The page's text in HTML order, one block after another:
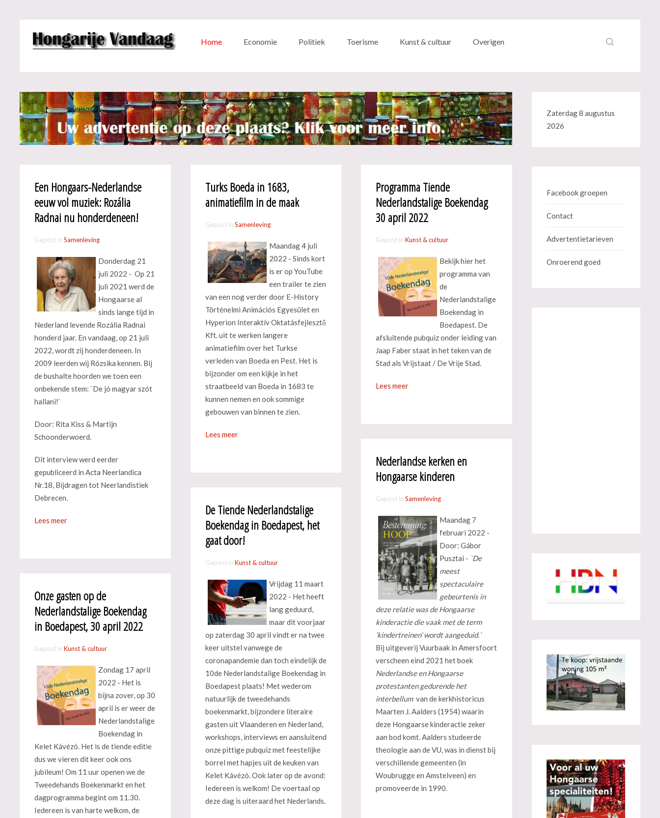
Home Economie Politiek Toerisme Kunst & cultuur Overigen
Een Hongaars-Nederlandse
eeuw vol muziek: Rozália
Radnai nu honderdeneen!
Gepost in Samenleving
Donderdag 21
juli 2022 - Op 21
juli 2021 werd de
Hongaarse al
sinds lange tijd in
Nederland levende Rozália Radnai
honderd jaar. En vandaag, op 21 juli
2022, wordt zij honderdeneen. In
2009 leerden wij Rózsika kennen. Bij
de bushalte hoorden we toen een
onbekende stem: `De jó magyar szót
hallani!`
Door: Rita Kiss & Martijn
Schoonderwoerd.
Dit interview werd eerder
gepubliceerd in Acta Neerlandica
Nr.18, Bijdragen tot Neerlandistiek
Debrecen.
Lees meer
Onze gasten op de
Nederlandstalige Boekendag
in Boedapest, 30 april 2022
Gepost in Kunst & cultuur
Zondag 17 april
2022 - Het is
bijna zover, op 30
april is er weer de
Nederlandstalige
Boekendag in
Kelet Kávézó. Het is de tiende editie
dus we vieren dit keer ook ons
jubileum! Om 11 uur openen we de
Tweedehands Boekenmarkt en het
dagprogramma begint om 11.30.
Iedereen is van harte welkom, de
Turks Boeda in 1683,
animatiefilm in de maak
Gepost in Samenleving
Maandag 4 juli
2022 - Sinds kort
is er op YouTube
een trailer te zien
van een nog verder door E-History
Történelmi Animációs Egyesület en
Hyperion Interaktív Oktatásfejlesztő
Kft. uit te werken langere
animatiefilm over het Turkse
verleden van Boeda en Pest. Het is
bijzonder om een kijkje in het
straatbeeld van Boeda in 1683 te
kunnen nemen en ook sommige
gebouwen van binnen te zien.
Lees meer
De Tiende Nederlandstalige
Boekendag in Boedapest, het
gaat door!
Gepost in Kunst & cultuur
Vrijdag 11 maart
2022 - Het heeft
lang geduurd,
maar dit voorjaar
op zaterdag 30 april vindt er na twee
keer uitstel vanwege de
coronapandemie dan toch eindelijk de
10de Nederlandstalige Boekendag in
Boedapest plaats! Met wederom
natuurlijk de tweedehands
boekenmarkt, bijzondere literaire
gasten uit Vlaanderen en Nederland,
workshops, interviews en aansluitend
onze pittige pubquiz met feestelijke
borrel met hapjes uit de keuken van
Kelet Kávézó. Ook later op de avond:
Iedereen is welkom! De voertaal op
deze dag is uiteraard het Nederlands.
Programma Tiende
Nederlandstalige Boekendag
30 april 2022
Gepost inKunst & cultuur
Bekijk hier het
programma van
de
Nederlandstalige
Boekendag in
Boedapest. De
afsluitende pubquiz onder leiding van
Jaap Faber staat in het teken van de
Stad als Vrijstaat / De Vrije Stad.
Lees meer
Nederlandse kerken en
Hongaarse kinderen
Gepost inSamenleving
Maandag 7
februari 2022 -
Door: Gábor
Pusztai - `De
meest
spectaculaire
gebeurtenis in
deze relatie was de Hongaarse
kinderactie die vaak met de term
‘kindertreinen’ wordt aangeduid.`
Bij uitgeverij Vuurbaak in Amersfoort
verscheen eind 2021 het boek
Nederlandse en Hongaarse
protestanten gedurende het
interbellumvan de kerkhistoricus
Maarten J. Aalders (1954) waarin
deze Hongaarse kinderactie zeker
aan bod komt. Aalders studeerde
theologie aan de VU, was in dienst bij
verschillende gemeenten (in
Woubrugge en Amstelveen) en
promoveerde in 1990.
Zaterdag 8 augustus
2026
Facebook groepen
Contact
Advertentietarieven
Onroerend goed